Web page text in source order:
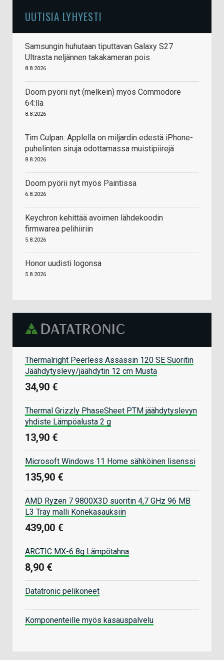
UUTISIA LYHYESTI
Samsungin huhutaan tiputtavan Galaxy S27
Ultrasta neljännen takakameran pois
8.8.2026
Doom pyörii nyt (melkein) myös Commodore
64:llä
8.8.2026
Tim Culpan: Applella on miljardin edestä iPhone-
puhelinten siruja odottamassa muistipiirejä
8.8.2026
Doom pyörii nyt myös Paintissa
6.8.2026
Keychron kehittää avoimen lähdekoodin
firmwarea pelihiiriin
5.8.2026
Honor uudisti logonsa
5.8.2026
Thermalright Peerless Assassin 120 SE Suoritin
Jäähdytyslevy/jäähdytin 12 cm Musta
34,90 €
Thermal Grizzly PhaseSheet PTM jäähdytyslevyn
yhdiste Lämpöalusta 2 g
13,90 €
Microsoft Windows 11 Home sähköinen lisenssi
135,90 €
AMD Ryzen 7 9800X3D suoritin 4,7 GHz 96 MB
L3 Tray malli Konekasauksiin
439,00 €
ARCTIC MX-6 8g Lämpötahna
8,90 €
Datatronic pelikoneet
Komponenteille myös kasauspalvelu